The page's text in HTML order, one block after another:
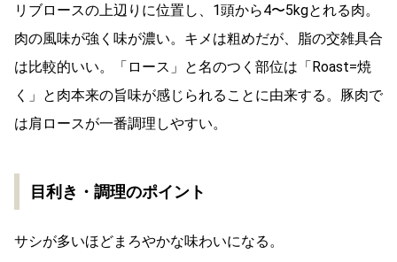
リブロースの上辺りに位置し、1頭から4〜5kgとれる肉。
肉の風味が強く味が濃い。キメは粗めだが、脂の交雑具合
は比較的いい。「ロース」と名のつく部位は「Roast=焼
く」と肉本来の旨味が感じられることに由来する。豚肉で
は肩ロースが一番調理しやすい。
目利き・調理のポイント
サシが多いほどまろやかな味わいになる。